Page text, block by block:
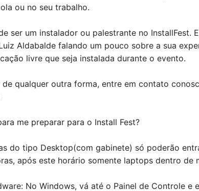
ou no seu trabalho.
ser um instalador ou palestrante no InstallFest.
Aldabalde falando um pouco sobre a sua
livre que seja instalada durante o evento.
de qualquer outra forma, entre em contato
me preparar para o Install Fest?
do tipo Desktop(com gabinete) só poderão
após este horário somente laptops dentro de
No Windows, vá até o Painel de Controle e